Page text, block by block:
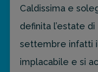
Caldissima e
definita l’estate di
settembre infatti
implacabile e si